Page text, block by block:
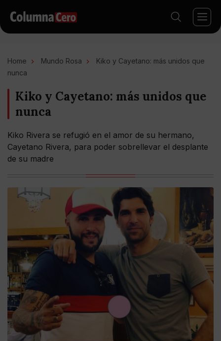
Home Mundo Rosa
Kiko y Cayetano: más unidos que
nunca
Kiko y Cayetano: más unidos que
nunca
Kiko Rivera se refugió en el amor de su hermano,
Cayetano Rivera, para poder sobrellevar el desplante
de su madre